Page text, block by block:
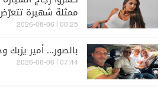
ممثلة شهيرة
البيضاء (فيديو)
00:25 | 2026-08-06
بالصور... أمير يزبك
07:44 | 2026-08-06